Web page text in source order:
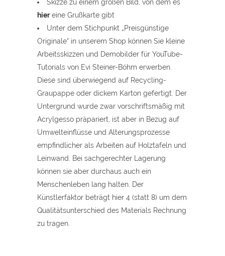
Skizze zu einem großen Bild, von dem es
hiereine Grußkarte gibt
Unter dem Stichpunkt „Preisgünstige
Originale“ in unserem Shop können Sie kleine
Arbeitsskizzen und Demobilder für YouTube-
Tutorials von Evi Steiner-Böhm erwerben.
Diese sind überwiegend auf Recycling-
Graupappe oder dickem Karton gefertigt. Der
Untergrund wurde zwar vorschriftsmäßig mit
Acrylgesso präpariert, ist aber in Bezug auf
Umwelteinflüsse und Alterungsprozesse
empfindlicher als Arbeiten auf Holztafeln und
Leinwand. Bei sachgerechter Lagerung
können sie aber durchaus auch ein
Menschenleben lang halten. Der
Künstlerfaktor beträgt hier 4 (statt 8) um dem
Qualitätsunterschied des Materials Rechnung
zu tragen.